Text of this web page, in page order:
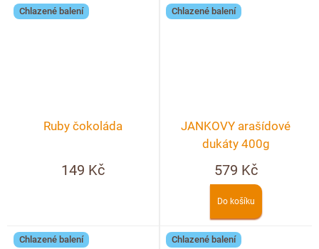
Chlazené balení
Ruby čokoláda
149 Kč
Chlazené balení
JANKOVY arašídové
dukáty 400g
579 Kč
Do košíku
Chlazené balení Chlazené balení